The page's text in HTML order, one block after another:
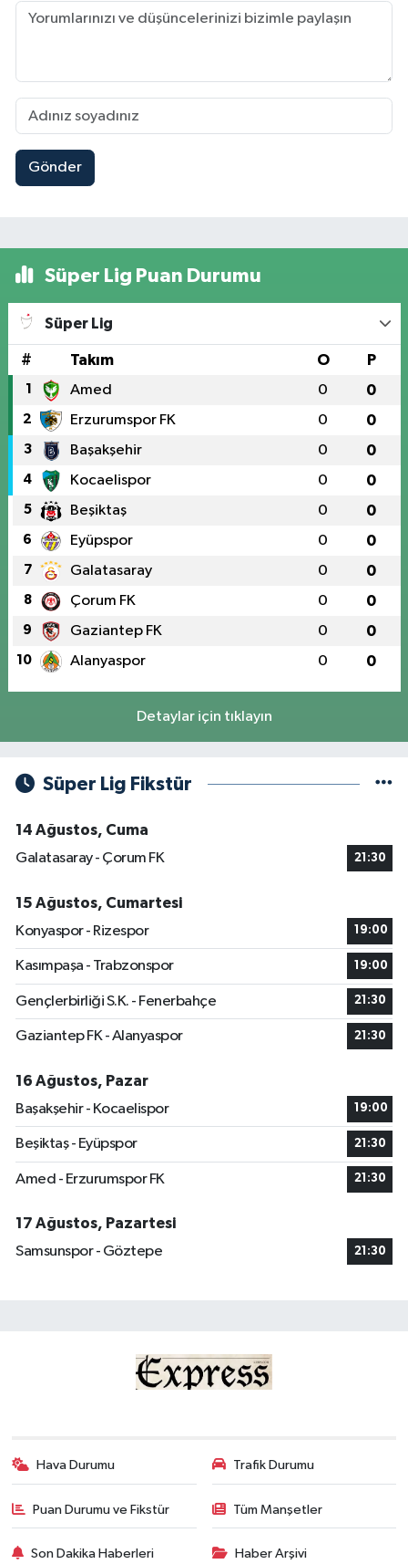
Gönder
Süper Lig Puan Durumu
Süper Lig
# Takım O P
1 Amed 0 0
2 Erzurumspor FK 0 0
3 Başakşehir 0 0
4 Kocaelispor 0 0
5 Beşiktaş 0 0
6 Eyüpspor 0 0
7 Galatasaray 0 0
8 Çorum FK 0 0
9 Gaziantep FK 0 0
10 Alanyaspor 0 0
Detaylar için tıklayın
Süper Lig Fikstür
14 Ağustos, Cuma
Galatasaray - Çorum FK
21:30
15 Ağustos, Cumartesi
Konyaspor - Rizespor
19:00
Kasımpaşa - Trabzonspor 19:00
Gençlerbirliği S.K. - Fenerbahçe 21:30
Gaziantep FK - Alanyaspor 21:30
16 Ağustos, Pazar
Başakşehir - Kocaelispor
19:00
Beşiktaş - Eyüpspor 21:30
Amed - Erzurumspor FK 21:30
17 Ağustos, Pazartesi
Samsunspor - Göztepe
21:30
Hava Durumu Trafik Durumu
Puan Durumu ve Fikstür Tüm Manşetler
Son Dakika Haberleri Haber Arşivi